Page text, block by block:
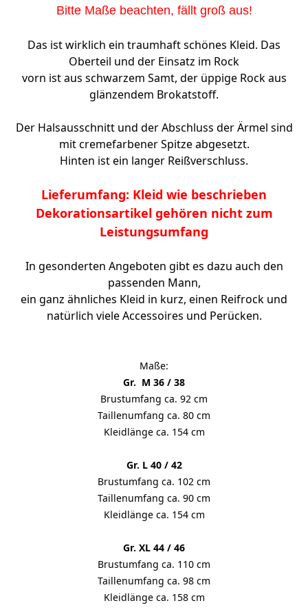
Bitte Maße beachten, fällt groß aus!
Das ist wirklich ein traumhaft schönes Kleid. Das
Oberteil und der Einsatz im Rock
vorn ist aus schwarzem Samt, der üppige Rock aus
glänzendem Brokatstoff.
Der Halsausschnitt und der Abschluss der Ärmel sind
mit cremefarbener Spitze abgesetzt.
Hinten ist ein langer Reißverschluss.
Lieferumfang: Kleid wie beschrieben
Dekorationsartikel gehören nicht zum
Leistungsumfang
In gesonderten Angeboten gibt es dazu auch den
passenden Mann,
ein ganz ähnliches Kleid in kurz, einen Reifrock und
natürlich viele Accessoires und Perücken.
Maße:
Gr. M 36 / 38
Brustumfang ca. 92 cm
Taillenumfang ca. 80 cm
Kleidlänge ca. 154 cm
Gr. L 40 / 42
Brustumfang ca. 102 cm
Taillenumfang ca. 90 cm
Kleidlänge ca. 154 cm
Gr. XL 44 / 46
Brustumfang ca. 110 cm
Taillenumfang ca. 98 cm
Kleidlänge ca. 158 cm